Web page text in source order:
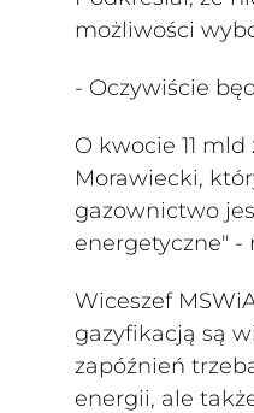
możliwości
- Oczywiście
O kwocie 11
Morawiecki,
gazownictwo
energetyczne" -
Wiceszef
gazyfikacją są
zapóźnień
energii, ale